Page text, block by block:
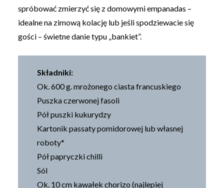
spróbować zmierzyć się z domowymi empanadas –
idealne na zimową kolację lub jeśli spodziewacie się
gości – świetne danie typu „bankiet”.
Składniki:
Ok. 600 g. mrożonego ciasta francuskiego
Puszka czerwonej fasoli
Pół puszki kukurydzy
Kartonik passaty pomidorowej lub własnej
roboty*
Pół papryczki chilli
Sól
Ok. 10 cm kawałek chorizo (najlepiej